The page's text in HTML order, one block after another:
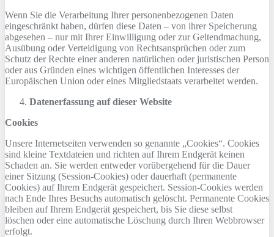
Wenn Sie die Verarbeitung Ihrer personenbezogenen Daten
eingeschränkt haben, dürfen diese Daten – von ihrer Speicherung
abgesehen – nur mit Ihrer Einwilligung oder zur Geltendmachung,
Ausübung oder Verteidigung von Rechtsansprüchen oder zum
Schutz der Rechte einer anderen natürlichen oder juristischen Person
oder aus Gründen eines wichtigen öffentlichen Interesses der
Europäischen Union oder eines Mitgliedstaats verarbeitet werden.
Datenerfassung auf dieser Website
Cookies
Unsere Internetseiten verwenden so genannte „Cookies“. Cookies
sind kleine Textdateien und richten auf Ihrem Endgerät keinen
Schaden an. Sie werden entweder vorübergehend für die Dauer
einer Sitzung (Session-Cookies) oder dauerhaft (permanente
Cookies) auf Ihrem Endgerät gespeichert. Session-Cookies werden
nach Ende Ihres Besuchs automatisch gelöscht. Permanente Cookies
bleiben auf Ihrem Endgerät gespeichert, bis Sie diese selbst
löschen oder eine automatische Löschung durch Ihren Webbrowser
erfolgt.